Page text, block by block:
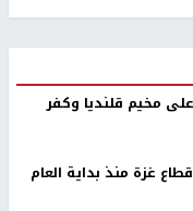
على مخيم قلنديا وكفر